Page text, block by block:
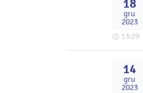
18
gru
2023
13:29
14
gru
2023